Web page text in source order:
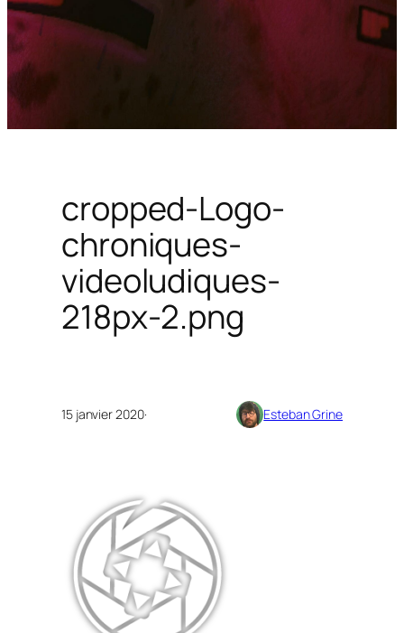
cropped-Logo-
chroniques-
videoludiques-
218px-2.png
15 janvier 2020· Esteban Grine